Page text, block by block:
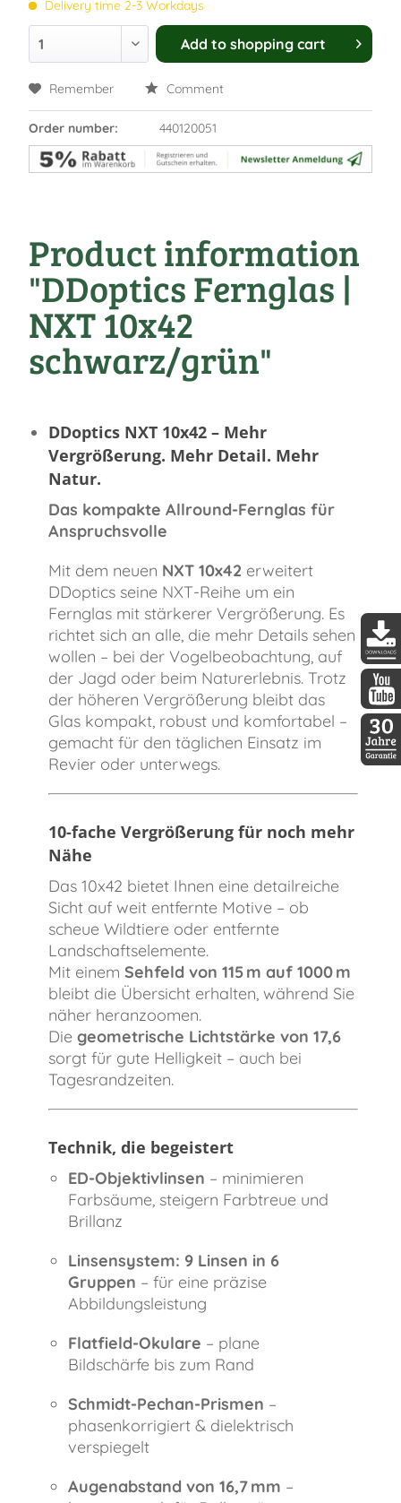
Delivery time 2-3 Workdays
Add to shopping cart
Remember Comment
Order number: 440120051
Product information
"DDoptics Fernglas |
NXT 10x42
schwarz/grün"
DDoptics NXT 10x42 – Mehr
Vergrößerung. Mehr Detail. Mehr
Natur.
Das kompakte Allround-Fernglas für
Anspruchsvolle
Mit dem neuen NXT 10x42 erweitert
DDoptics seine NXT-Reihe um ein
Fernglas mit stärkerer Vergrößerung. Es
richtet sich an alle, die mehr Details sehen
wollen – bei der Vogelbeobachtung, auf
der Jagd oder beim Naturerlebnis. Trotz
der höheren Vergrößerung bleibt das
Glas kompakt, robust und komfortabel –
gemacht für den täglichen Einsatz im
Revier oder unterwegs.
10-fache Vergrößerung für noch mehr
Nähe
Das 10x42 bietet Ihnen eine detailreiche
Sicht auf weit entfernte Motive – ob
scheue Wildtiere oder entfernte
Landschaftselemente.
Mit einem Sehfeld von 115 m auf 1000 m
bleibt die Übersicht erhalten, während Sie
näher heranzoomen.
Die geometrische Lichtstärke von 17,6
sorgt für gute Helligkeit – auch bei
Tagesrandzeiten.
Technik, die begeistert
ED-Objektivlinsen – minimieren
Farbsäume, steigern Farbtreue und
Brillanz
Linsensystem: 9 Linsen in 6
Gruppen – für eine präzise
Abbildungsleistung
Flatfield-Okulare – plane
Bildschärfe bis zum Rand
Schmidt-Pechan-Prismen –
phasenkorrigiert & dielektrisch
verspiegelt
Augenabstand von 16,7 mm –